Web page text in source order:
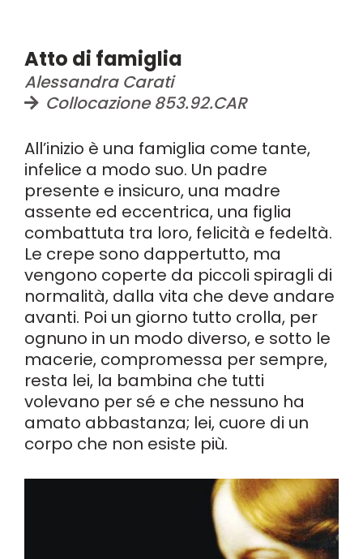
Atto di famiglia
Alessandra Carati
Collocazione 853.92.CAR
All’inizio è una famiglia come tante,
infelice a modo suo. Un padre
presente e insicuro, una madre
assente ed eccentrica, una figlia
combattuta tra loro, felicità e fedeltà.
Le crepe sono dappertutto, ma
vengono coperte da piccoli spiragli di
normalità, dalla vita che deve andare
avanti. Poi un giorno tutto crolla, per
ognuno in un modo diverso, e sotto le
macerie, compromessa per sempre,
resta lei, la bambina che tutti
volevano per sé e che nessuno ha
amato abbastanza; lei, cuore di un
corpo che non esiste più.